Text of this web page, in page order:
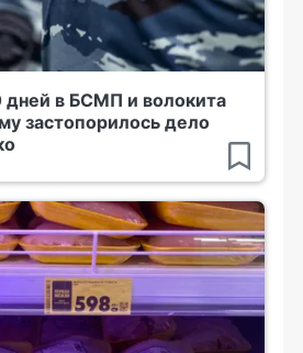
в БСМП и волокита
застопорилось дело